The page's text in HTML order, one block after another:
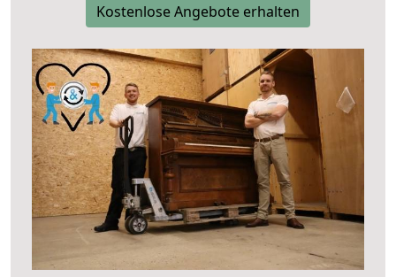
Kostenlose Angebote erhalten